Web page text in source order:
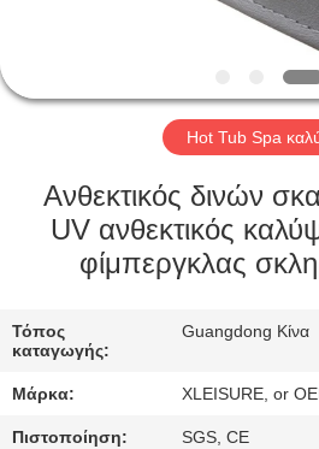
ΜΕ
ΕΜΆΣ
ΓΎΡΟΣ
ΕΡΓΟΣΤΑΣΊΩΝ
ΈΛΕΓΧΟΣ
Hot Tub Spa
Ανθεκτικός δινών
UV ανθεκτικός
φίμπεργκλας
Τόπος
καταγωγής:
Guangdong Κίνα
Μάρκα: XLEISURE, or
Πιστοποίηση: SGS, CE